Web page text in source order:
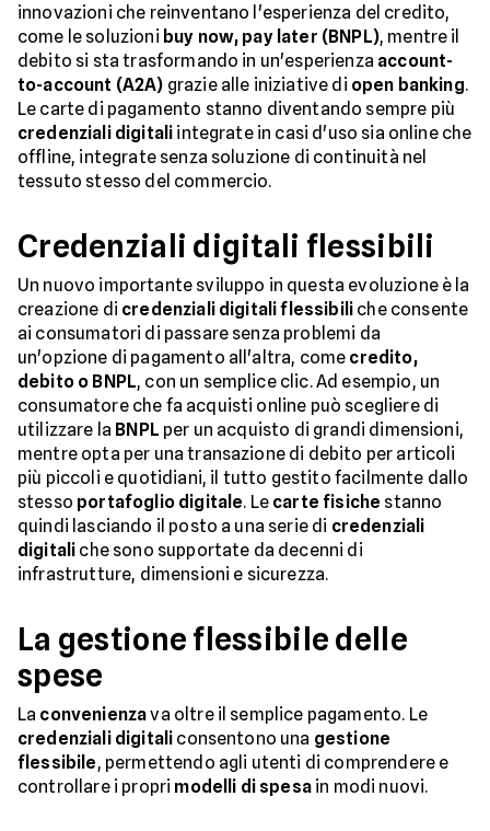
innovazioni che reinventano l'esperienza del credito,
come le soluzioni buy now, pay later (BNPL), mentre il
debito si sta trasformando in un'esperienza account-
to-account (A2A) grazie alle iniziative di open banking.
Le carte di pagamento stanno diventando sempre più
credenziali digitali integrate in casi d'uso sia online che
offline, integrate senza soluzione di continuità nel
tessuto stesso del commercio.
Credenziali digitali flessibili
Un nuovo importante sviluppo in questa evoluzione è la
creazione di credenziali digitali flessibili che consente
ai consumatori di passare senza problemi da
un'opzione di pagamento all'altra, come credito,
debito o BNPL, con un semplice clic. Ad esempio, un
consumatore che fa acquisti online può scegliere di
utilizzare la BNPL per un acquisto di grandi dimensioni,
mentre opta per una transazione di debito per articoli
più piccoli e quotidiani, il tutto gestito facilmente dallo
stesso portafoglio digitale. Le carte fisiche stanno
quindi lasciando il posto a una serie di credenziali
digitali che sono supportate da decenni di
infrastrutture, dimensioni e sicurezza.
La gestione flessibile delle
spese
La convenienzava oltre il semplice pagamento. Le
credenziali digitali consentono una gestione
flessibile, permettendo agli utenti di comprendere e
controllare i propri modelli di spesain modi nuovi.